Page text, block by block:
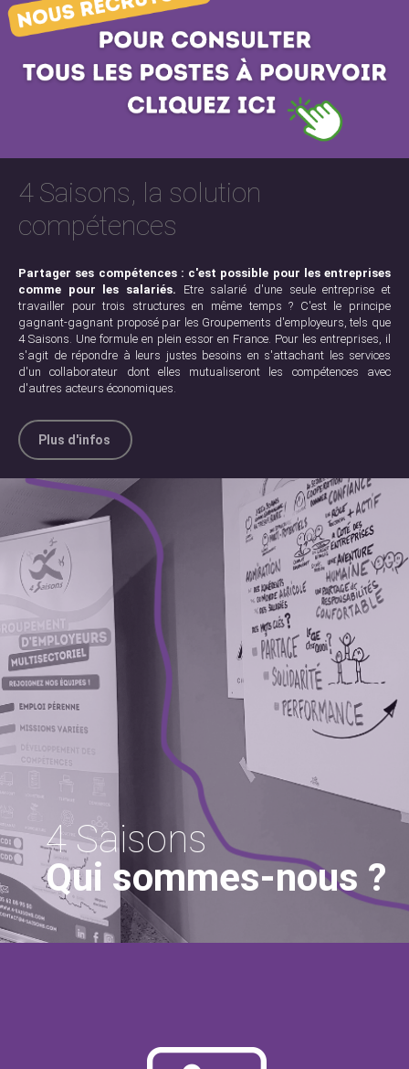
4 Saisons, la solution
compétences
Partager ses compétences : c'est possible pour les entreprises
comme pour les salariés. Etre salarié d'une seule entreprise et
travailler pour trois structures en même temps ? C'est le principe
gagnant-gagnant proposé par les Groupements d'employeurs, tels que
4 Saisons. Une formule en plein essor en France. Pour les entreprises, il
s'agit de répondre à leurs justes besoins en s'attachant les services
d'un collaborateur dont elles mutualiseront les compétences avec
d'autres acteurs économiques.
Plus d'infos
4 Saisons
Qui sommes-nous ?